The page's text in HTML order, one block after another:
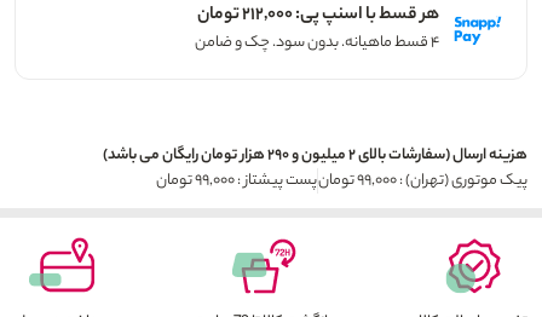
هر قسط با اسنپ پی: ۲۱۲,۰۰۰ تومان
۴ قسط ماهیانه. بدون سود. چک و ضامن
هزینه ارسال (سفارشات بالای ۲ میلیون و ۲۹۰ هزار تومان رایگان می باشد)
پیک موتوری (تهران) : ۹۹,۰۰۰ تومان
پست پیشتاز : ۹۹,۰۰۰ تومان